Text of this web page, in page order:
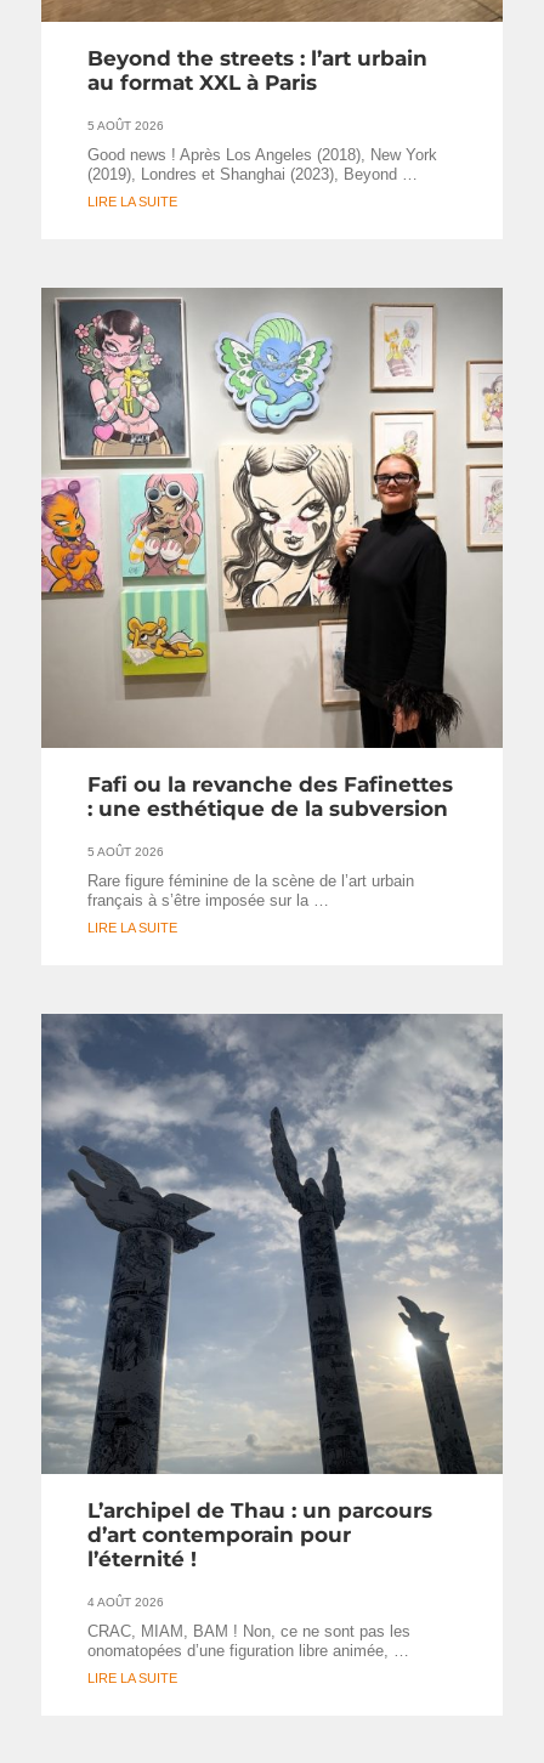
Beyond the streets : l’art urbain
au format XXL à Paris
5 AOÛT 2026
Good news ! Après Los Angeles (2018), New York
(2019), Londres et Shanghai (2023), Beyond …
LIRE LA SUITE
Fafi ou la revanche des Fafinettes
: une esthétique de la subversion
5 AOÛT 2026
Rare figure féminine de la scène de l’art urbain
français à s’être imposée sur la …
LIRE LA SUITE
L’archipel de Thau : un parcours
d’art contemporain pour
l’éternité !
4 AOÛT 2026
CRAC, MIAM, BAM ! Non, ce ne sont pas les
onomatopées d’une figuration libre animée, …
LIRE LA SUITE